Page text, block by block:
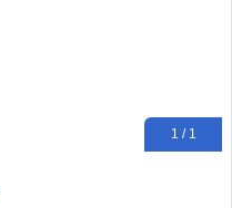
1 / 1